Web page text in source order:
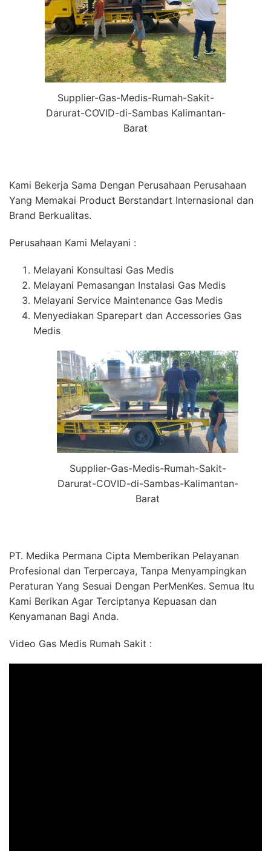
Supplier-Gas-Medis-Rumah-Sakit-
Darurat-COVID-di-Sambas Kalimantan-
Barat
Kami Bekerja Sama Dengan Perusahaan Perusahaan
Yang Memakai Product Berstandart Internasional dan
Brand Berkualitas.
Perusahaan Kami Melayani :
Melayani Konsultasi Gas Medis
Melayani Pemasangan Instalasi Gas Medis
Melayani Service Maintenance Gas Medis
Menyediakan Sparepart dan Accessories Gas
Medis
Supplier-Gas-Medis-Rumah-Sakit-
Darurat-COVID-di-Sambas-Kalimantan-
Barat
PT. Medika Permana Cipta Memberikan Pelayanan
Profesional dan Terpercaya, Tanpa Menyampingkan
Peraturan Yang Sesuai Dengan PerMenKes. Semua Itu
Kami Berikan Agar Terciptanya Kepuasan dan
Kenyamanan Bagi Anda.
Video Gas Medis Rumah Sakit :